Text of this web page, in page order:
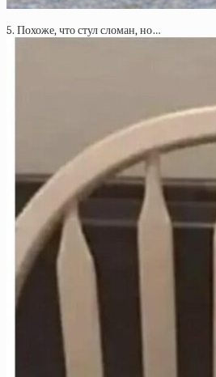
5. Похоже, что стул сломан, но…